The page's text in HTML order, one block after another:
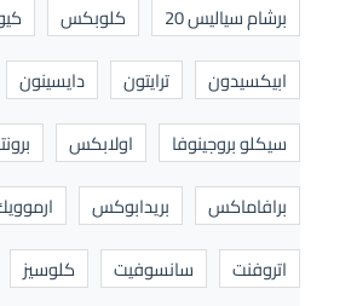
برشام سياليس 20 كلوبكس
ابيكسيدون
ترايتون
دايسينون
سيكلو بروجينوفا
اولابكس
برافاماكس
بريدابوكس
اتروفنت
سانسوفيت كلوسيز